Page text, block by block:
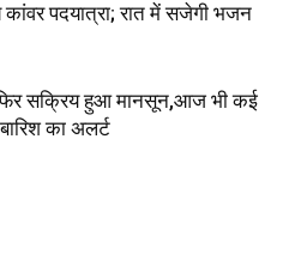
पदयात्रा; रात में सजेगी भजन
सक्रिय हुआ मानसून,आज भी कई
का अलर्ट